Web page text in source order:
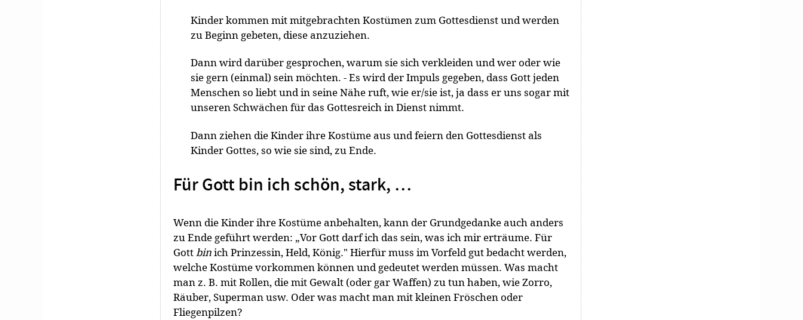
Kinder kommen mit mitgebrachten Kostümen zum Gottesdienst und werden
zu Beginn gebeten, diese anzuziehen.
Dann wird darüber gesprochen, warum sie sich verkleiden und wer oder wie
sie gern (einmal) sein möchten. - Es wird der Impuls gegeben, dass Gott jeden
Menschen so liebt und in seine Nähe ruft, wie er/sie ist, ja dass er uns sogar mit
unseren Schwächen für das Gottesreich in Dienst nimmt.
Dann ziehen die Kinder ihre Kostüme aus und feiern den Gottesdienst als
Kinder Gottes, so wie sie sind, zu Ende.
Für Gott bin ich schön, stark, …
Wenn die Kinder ihre Kostüme anbehalten, kann der Grundgedanke auch anders
zu Ende geführt werden: „Vor Gott darf ich das sein, was ich mir erträume. Für
Gottbinich Prinzessin, Held, König." Hierfür muss im Vorfeld gut bedacht werden,
welche Kostüme vorkommen können und gedeutet werden müssen. Was macht
man z. B. mit Rollen, die mit Gewalt (oder gar Waffen) zu tun haben, wie Zorro,
Räuber, Superman usw. Oder was macht man mit kleinen Fröschen oder
Fliegenpilzen?